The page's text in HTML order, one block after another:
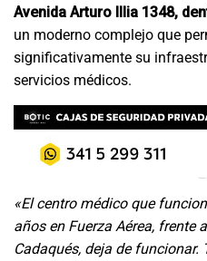
Avenida Arturo Illia 1348,
un moderno complejo que
significativamente su
servicios médicos.
«El centro médico que
años en Fuerza Aérea, frente
Cadaqués, deja de